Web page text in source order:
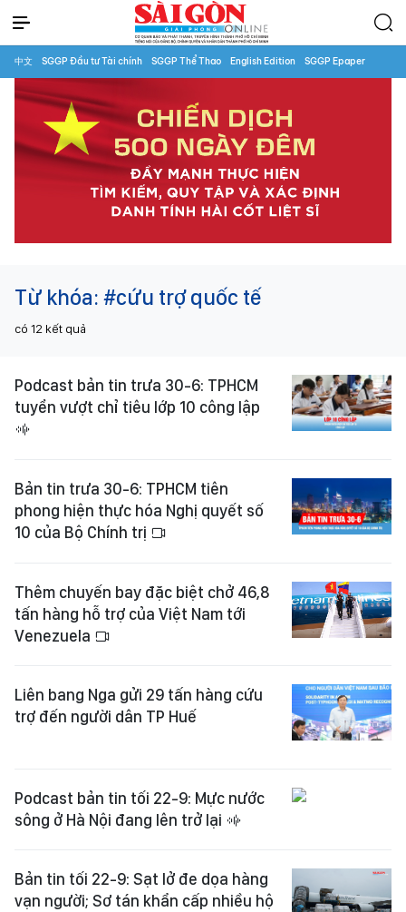
中文 SGGP Đầu tư Tài chính SGGP Thể Thao English Edition SGGP Epaper
Từ khóa: #cứu trợ quốc tế
có 12 kết quả
Podcast bản tin trưa 30-6: TPHCM
tuyển vượt chỉ tiêu lớp 10 công lập
Bản tin trưa 30-6: TPHCM tiên
phong hiện thực hóa Nghị quyết số
10 của Bộ Chính trị
Thêm chuyến bay đặc biệt chở 46,8
tấn hàng hỗ trợ của Việt Nam tới
Venezuela
Liên bang Nga gửi 29 tấn hàng cứu
trợ đến người dân TP Huế
Podcast bản tin tối 22-9: Mực nước
sông ở Hà Nội đang lên trở lại
Bản tin tối 22-9: Sạt lở đe dọa hàng
vạn người; Sơ tán khẩn cấp nhiều hộ